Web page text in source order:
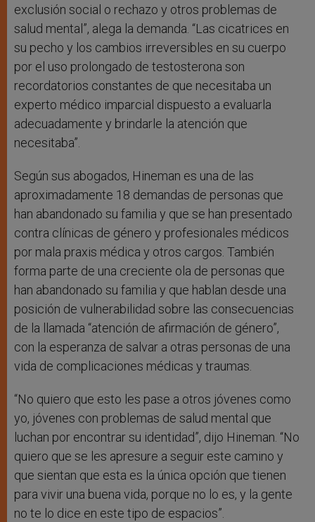
exclusión social o rechazo y otros problemas de
salud mental”, alega la demanda. “Las cicatrices en
su pecho y los cambios irreversibles en su cuerpo
por el uso prolongado de testosterona son
recordatorios constantes de que necesitaba un
experto médico imparcial dispuesto a evaluarla
adecuadamente y brindarle la atención que
necesitaba”.
Según sus abogados, Hineman es una de las
aproximadamente 18 demandas de personas que
han abandonado su familia y que se han presentado
contra clínicas de género y profesionales médicos
por mala praxis médica y otros cargos. También
forma parte de una creciente ola de personas que
han abandonado su familia y que hablan desde una
posición de vulnerabilidad sobre las consecuencias
de la llamada “atención de afirmación de género”,
con la esperanza de salvar a otras personas de una
vida de complicaciones médicas y traumas.
“No quiero que esto les pase a otros jóvenes como
yo, jóvenes con problemas de salud mental que
luchan por encontrar su identidad”, dijo Hineman. “No
quiero que se les apresure a seguir este camino y
que sientan que esta es la única opción que tienen
para vivir una buena vida, porque no lo es, y la gente
no te lo dice en este tipo de espacios”.